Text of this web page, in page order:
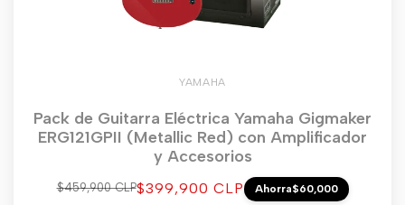
YAMAHA
Pack de Guitarra Eléctrica Yamaha Gigmaker
ERG121GPII (Metallic Red) con Amplificador
y Accesorios
Precio
$459,900 CLPPrecio
$399,900 CLP Ahorra$60,000